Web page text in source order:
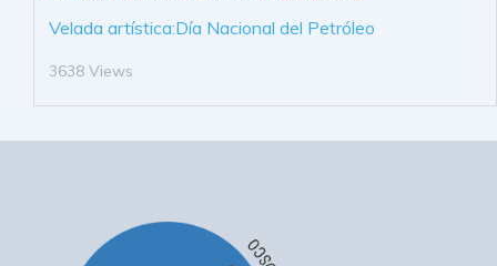
Velada artística:Día Nacional del Petróleo
3638 Views